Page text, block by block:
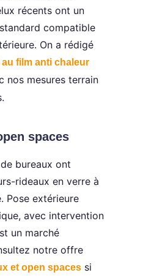
récents ont un
compatible
On a rédigé
film anti chaleur
nos mesures terrain
spaces
bureaux ont
rideaux en verre à
Pose extérieure
avec intervention
un marché
notre offre
et open spaces si